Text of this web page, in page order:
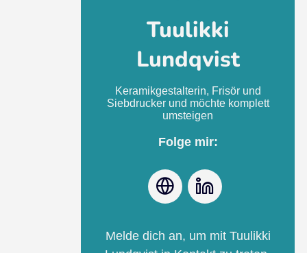
Tuulikki
Lundqvist
Keramikgestalterin, Frisör und
Siebdrucker und möchte komplett
umsteigen
Folge mir:
Webseite
Melde dich an, um mit Tuulikki